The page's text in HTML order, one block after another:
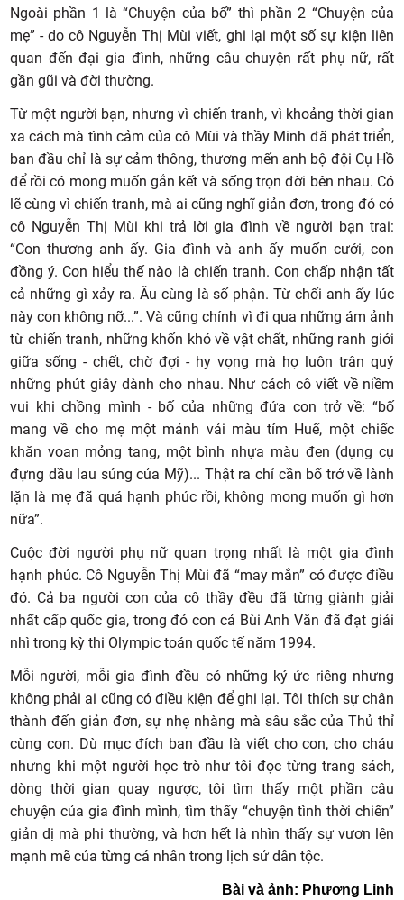
Ngoài phần 1 là “Chuyện của bố” thì phần 2 “Chuyện của
mẹ” - do cô Nguyễn Thị Mùi viết, ghi lại một số sự kiện liên
quan đến đại gia đình, những câu chuyện rất phụ nữ, rất
gần gũi và đời thường.
Từ một người bạn, nhưng vì chiến tranh, vì khoảng thời gian
xa cách mà tình cảm của cô Mùi và thầy Minh đã phát triển,
ban đầu chỉ là sự cảm thông, thương mến anh bộ đội Cụ Hồ
để rồi có mong muốn gắn kết và sống trọn đời bên nhau. Có
lẽ cùng vì chiến tranh, mà ai cũng nghĩ giản đơn, trong đó có
cô Nguyễn Thị Mùi khi trả lời gia đình về người bạn trai:
“Con thương anh ấy. Gia đình và anh ấy muốn cưới, con
đồng ý. Con hiểu thế nào là chiến tranh. Con chấp nhận tất
cả những gì xảy ra. Âu cùng là số phận. Từ chối anh ấy lúc
này con không nỡ...”. Và cũng chính vì đi qua những ám ảnh
từ chiến tranh, những khốn khó về vật chất, những ranh giới
giữa sống - chết, chờ đợi - hy vọng mà họ luôn trân quý
những phút giây dành cho nhau. Như cách cô viết về niềm
vui khi chồng mình - bố của những đứa con trở về: “bố
mang về cho mẹ một mảnh vải màu tím Huế, một chiếc
khăn voan mỏng tang, một bình nhựa màu đen (dụng cụ
đựng dầu lau súng của Mỹ)... Thật ra chỉ cần bố trở về lành
lặn là mẹ đã quá hạnh phúc rồi, không mong muốn gì hơn
nữa”.
Cuộc đời người phụ nữ quan trọng nhất là một gia đình
hạnh phúc. Cô Nguyễn Thị Mùi đã “may mắn” có được điều
đó. Cả ba người con của cô thầy đều đã từng giành giải
nhất cấp quốc gia, trong đó con cả Bùi Anh Văn đã đạt giải
nhì trong kỳ thi Olympic toán quốc tế năm 1994.
Mỗi người, mỗi gia đình đều có những ký ức riêng nhưng
không phải ai cũng có điều kiện để ghi lại. Tôi thích sự chân
thành đến giản đơn, sự nhẹ nhàng mà sâu sắc của Thủ thỉ
cùng con. Dù mục đích ban đầu là viết cho con, cho cháu
nhưng khi một người học trò như tôi đọc từng trang sách,
dòng thời gian quay ngược, tôi tìm thấy một phần câu
chuyện của gia đình mình, tìm thấy “chuyện tình thời chiến”
giản dị mà phi thường, và hơn hết là nhìn thấy sự vươn lên
mạnh mẽ của từng cá nhân trong lịch sử dân tộc.
Bài và ảnh: Phương Linh